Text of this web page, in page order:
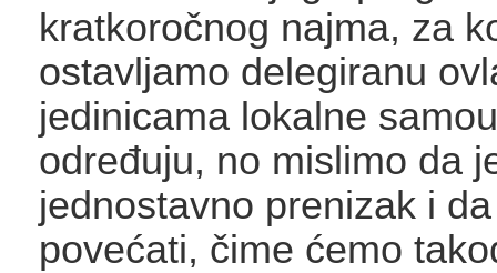
kratkoročnog najma, za
ostavljamo delegiranu
jedinicama lokalne
određuju, no mislimo da
jednostavno prenizak i
povećati, čime ćemo